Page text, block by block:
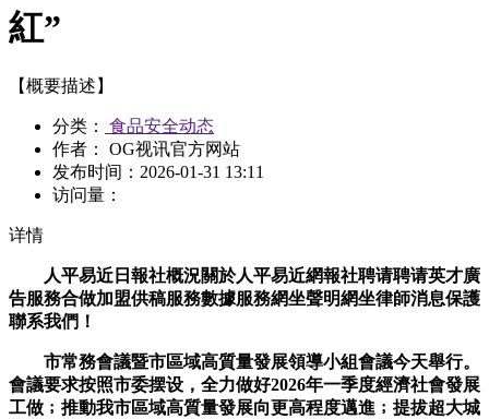
紅”
【概要描述】
分类：
食品安全动态
作者： OG视讯官方网站
发布时间： 2026-01-31 13:11
访问量：
详情
人平易近日報社概況關於人平易近網報社聘请聘请英才廣
告服務合做加盟供稿服務數據服務網坐聲明網坐律師消息保護
聯系我們！
市常務會議暨市區域高質量發展領導小組會議今天舉行。
會議要求按照市委摆设，全力做好2026年一季度經濟社會發展
工做﹔推動我市區域高質量發展向更高程度邁進﹔提拔超大城